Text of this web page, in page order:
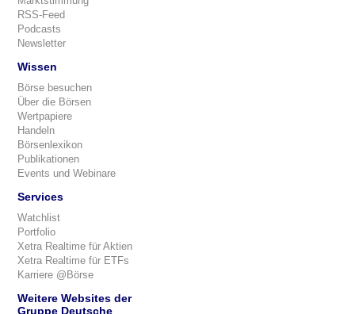
RSS-Feed
Podcasts
Newsletter
Wissen
Börse besuchen
Über die Börsen
Wertpapiere
Handeln
Börsenlexikon
Publikationen
Events und Webinare
Services
Watchlist
Portfolio
Xetra Realtime für Aktien
Xetra Realtime für ETFs
Karriere @Börse
Weitere Websites der
Gruppe Deutsche